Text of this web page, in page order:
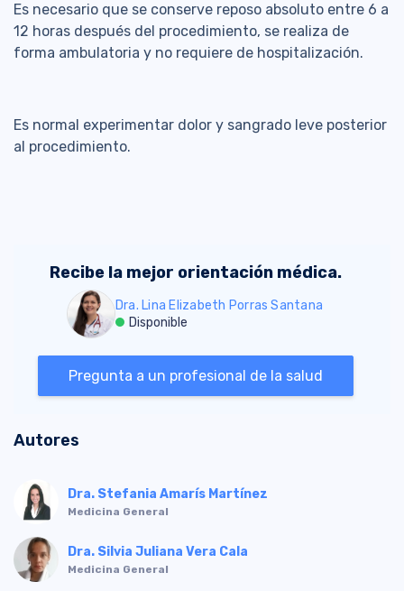
Es necesario que se conserve reposo absoluto entre 6 a
12 horas después del procedimiento, se realiza de
forma ambulatoria y no requiere de hospitalización.
Es normal experimentar dolor y sangrado leve posterior
al procedimiento.
Recibe la mejor orientación médica.
Dra. Lina Elizabeth Porras Santana
Disponible
Pregunta a un profesional de la salud
Autores
Dra. Stefania Amarís Martínez
Medicina General
Dra. Silvia Juliana Vera Cala
Medicina General